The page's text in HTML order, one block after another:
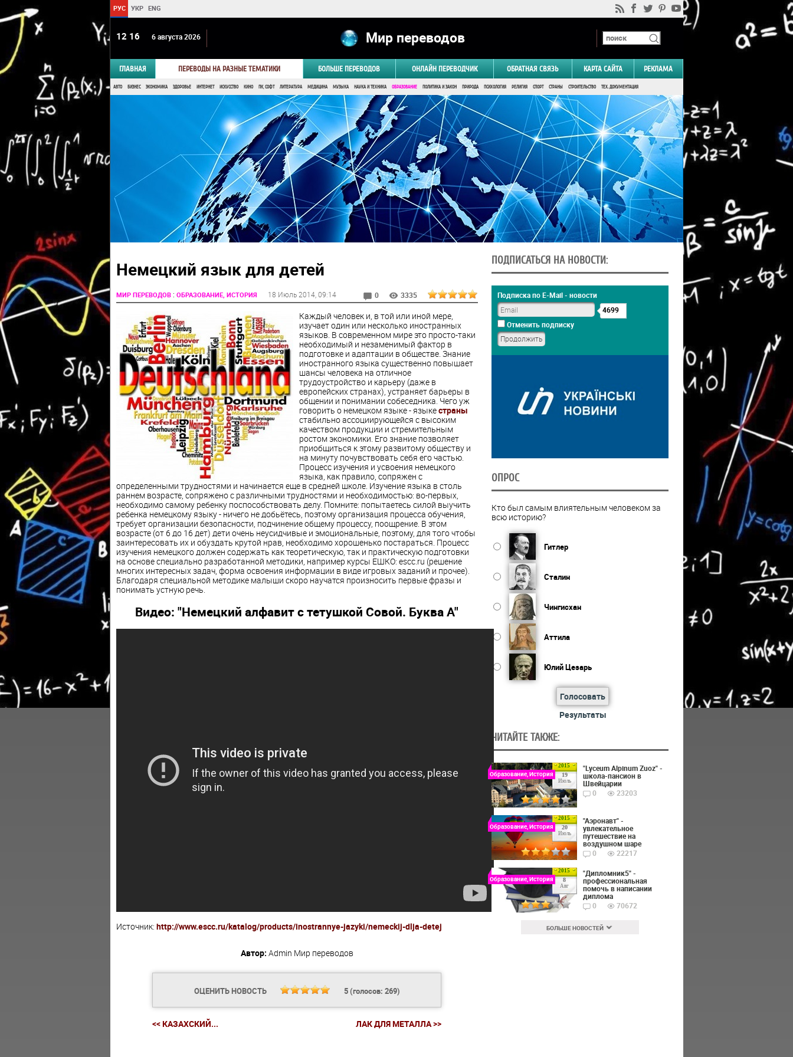
РУС УКР ENG
12 16 6 августа 2026 Мир переводов
ГЛАВНАЯ ПЕРЕВОДЫ НА РАЗНЫЕ ТЕМАТИКИ БОЛЬШЕ ПЕРЕВОДОВ ОНЛАЙН ПЕРЕВОДЧИК ОБРАТНАЯ СВЯЗЬ КАРТА САЙТА РЕКЛАМА
АВТО БИЗНЕС ЭКОНОМИКА ЗДОРОВЬЕ ИНТЕРНЕТ ИСКУССТВО КИНО ПК, СОФТ ЛИТЕРАТУРА МЕДИЦИНА МУЗЫКА НАУКА И ТЕХНИКА ОБРАЗОВАНИЕ ПОЛИТИКА И ЗАКОН ПРИРОДА ПСИХОЛОГИЯ РЕЛИГИЯ СПОРТ СТРАНЫ СТРОИТЕЛЬСТВО ТЕХ. ДОКУМЕНТАЦИЯ
Немецкий язык для детей
МИР ПЕРЕВОДОВ: ОБРАЗОВАНИЕ, ИСТОРИЯ 18 Июль 2014, 09:14 0 3335
Каждый человек и, в той или иной мере,
изучает один или несколько иностранных
языков. В современном мире это просто-таки
необходимый и незаменимый фактор в
подготовке и адаптации в обществе. Знание
иностранного языка существенно повышает
шансы человека на отличное
трудоустройство и карьеру (даже в
европейских странах), устраняет барьеры в
общении и понимании собеседника. Чего уж
говорить о немецком языке - языкестраны
стабильно ассоциирующейся с высоким
качеством продукции и стремительным
ростом экономики. Его знание позволяет
приобщиться к этому развитому обществу и
на минуту почувствовать себя его частью.
Процесс изучения и усвоения немецкого
языка, как правило, сопряжен с
определенными трудностями и начинается еще в средней школе. Изучение языка в столь
раннем возрасте, сопряжено с различными трудностями и необходимостью: во-первых,
необходимо самому ребенку поспособствовать делу. Помните: попытаетесь силой выучить
ребенка немецкому языку - ничего не добьётесь, поэтому организация процесса обучения,
требует организации безопасности, подчинение общему процессу, поощрение. В этом
возрасте (от 6 до 16 дет) дети очень неусидчивые и эмоциональные, поэтому, для того чтобы
заинтересовать их и обуздать крутой нрав, необходимо хорошенько постараться. Процесс
изучения немецкого должен содержать как теоретическую, так и практическую подготовки
на основе специально разработанной методики, например курсы ЕШКО: escc.ru (решение
многих интересных задач, форма освоения информации в виде игровых заданий и прочее).
Благодаря специальной методике малыши скоро научатся произносить первые фразы и
понимать устную речь.
Видео: "Немецкий алфавит с тетушкой Совой. Буква А"
Источник: http://www.escc.ru/katalog/products/inostrannye-jazyki/nemeckij-dlja-detej
Автор: Admin Мир переводов
ОЦЕНИТЬ НОВОСТЬ 5(голосов: 269)
<< КАЗАХСКИЙ... ЛАК ДЛЯ МЕТАЛЛА >>
ПОДПИСАТЬСЯ НА НОВОСТИ:
Подписка по E-Mail - новости
4699
Отменить подписку
ОПРОС
Кто был самым влиятельным человеком за
всю историю?
Гитлер
Сталин
Чингисхан
Аттила
Юлий Цезарь
Голосовать
Результаты
ЧИТАЙТЕ ТАКЖЕ:
2015
19
Июль
Образование, История
"Lyceum Alpinum Zuoz" -
школа-пансион в
Швейцарии
0
23203
2015
20
Июль
Образование, История
"Аэронавт" -
увлекательное
путешествие на
воздушном шаре
0
22217
2015
8
Авг
Образование, История
"Дипломник5" -
профессиональная
помочь в написании
диплома
0
70672
БОЛЬШЕ НОВОСТЕЙ